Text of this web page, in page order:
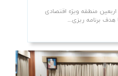
منطقه ویژه اقتصادی
هدف برنامه ریزی...